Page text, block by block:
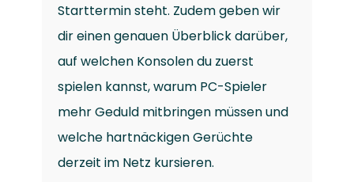
Starttermin steht. Zudem geben wir
dir einen genauen Überblick darüber,
auf welchen Konsolen du zuerst
spielen kannst, warum PC-Spieler
mehr Geduld mitbringen müssen und
welche hartnäckigen Gerüchte
derzeit im Netz kursieren.